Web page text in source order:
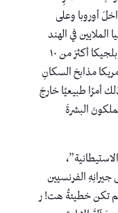
أوروبا وعلى
في الهند
عبرَ المجاعاتِ المصطنعة، وعندما أبادت بلجيكا أكثرَ من ١٠
مذابحَ السكانِ
أمرًا طبيعيًا خارجَ
البشرةَ
جيرانِهِ الفرنسيين
لم تكن خطيئةُ هت! ر